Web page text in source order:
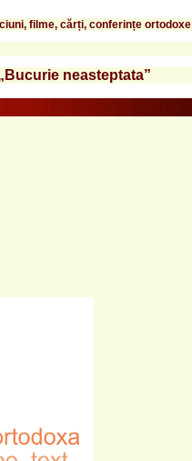
filme, cărți, conferințe ortodoxe
neasteptata”